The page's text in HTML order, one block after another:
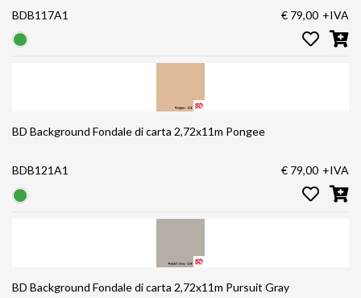
BDB117A1 € 79,00 +IVA
BD Background Fondale di carta 2,72x11m Pongee
BDB121A1 € 79,00 +IVA
BD Background Fondale di carta 2,72x11m Pursuit Gray